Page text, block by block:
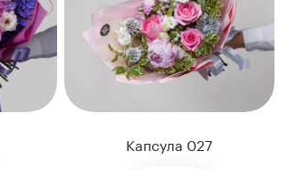
Капсула 027